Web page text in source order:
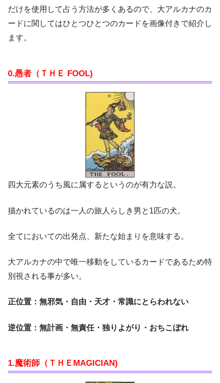
だけを使用して占う方法が多くあるので、大アルカナのカ
ードに関してはひとつひとつのカードを画像付きで紹介し
ます。
0.愚者（ＴＨＥ FOOL)
四大元素のうち風に属するというのが有力な説。
描かれているのは一人の旅人らしき男と1匹の犬。
全てにおいての出発点、新たな始まりを意味する。
大アルカナの中で唯一移動をしているカードであるため特
別視される事が多い。
正位置：無邪気・自由・天才・常識にとらわれない
逆位置：無計画・無責任・独りよがり・おちこぼれ
1.魔術師（ＴＨＥMAGICIAN)